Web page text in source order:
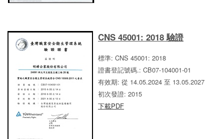
CNS 45001: 2018 驗證
標準: CNS 45001: 2018
證書登記號碼.: CB07-104001-01
有效期: 從 14.05.2024 至 13.05.2027
初次發證: 2015
下載PDF